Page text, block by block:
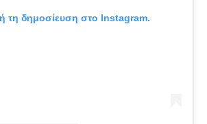
τη δημοσίευση στο Instagram.